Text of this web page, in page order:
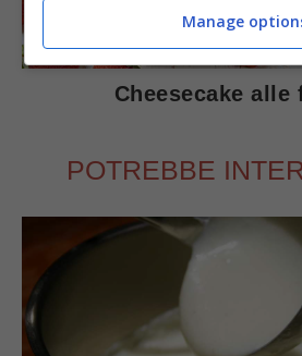
DOLCI
Cheesecake alle
POTREBBE
Manage